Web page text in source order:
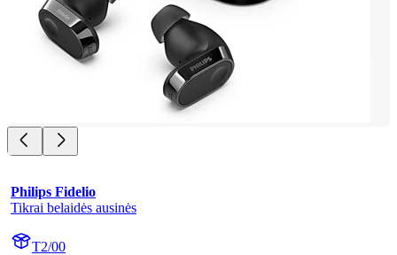
Philips Fidelio
Tikrai belaidės ausinės
T2/00